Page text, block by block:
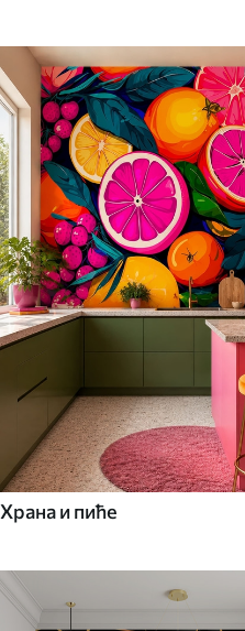
Храна и пиће